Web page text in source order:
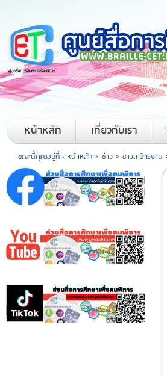
หน้าหลัก เกี่ยวกับเรา
ขณะนี้คุณอยู่ที่ › หน้าหลัก > ข่าว > ข่าวสมัครงาน